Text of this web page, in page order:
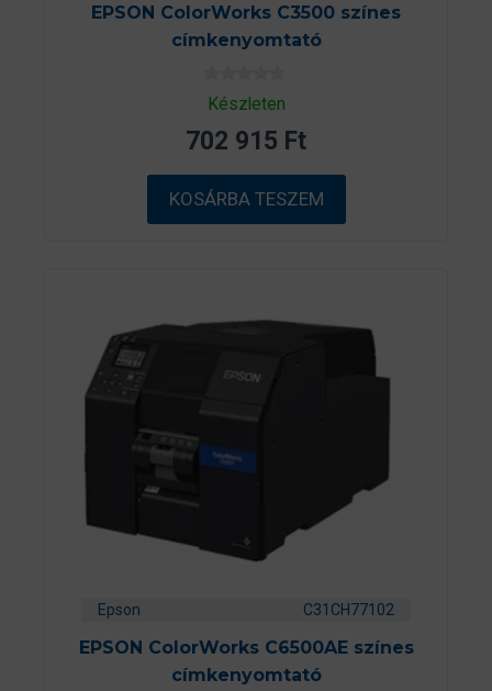
EPSON ColorWorks C3500 színes
címkenyomtató
0
a
5
b
ő
l
Készleten
702 915 Ft
KOSÁRBA TESZEM
Epson C31CH77102
EPSON ColorWorks C6500AE színes
címkenyomtató